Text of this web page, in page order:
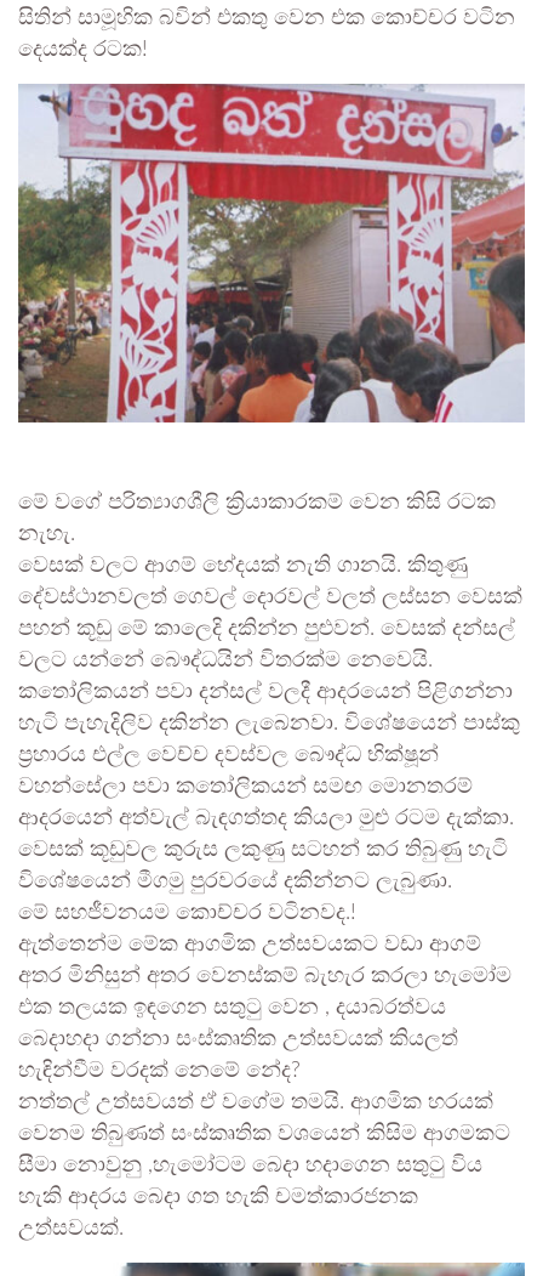
සිතින් සාමූහික බවින් එකතු වෙන එක කොච්චර වටින
දෙයක්ද රටක!
මේ වගේ පරිත්‍යාගශීලි ක්‍රියාකාරකම් වෙන කිසි රටක
නැහැ.
වෙසක් වලට ආගම් භේදයක් නැති ගානයි. කිතුණු
දේවස්ථානවලත් ගෙවල් දොරවල් වලත් ලස්සන වෙසක්
පහන් කූඩු මේ කාලෙදි දකින්න පුළුවන්. වෙසක් දන්සල්
වලට යන්නේ බෞද්ධයින් විතරක්ම නෙවෙයි.
කතෝලිකයන් පවා දන්සල් වලදී ආදරයෙන් පිළිගන්නා
හැටි පැහැදිලිව දකින්න ලැබෙනවා. විශේෂයෙන් පාස්කු
ප්‍රහාරය එල්ල වෙච්ච දවස්වල බෞද්ධ භික්ෂූන්
වහන්සේලා පවා කතෝලිකයන් සමඟ මොනතරම්
ආදරයෙන් අත්වැල් බැඳගත්තද කියලා මුළු රටම දැක්කා.
වෙසක් කූඩුවල කුරුස ලකුණු සටහන් කර තිබුණු හැටි
විශේෂයෙන් මීගමු පුරවරයේ දකින්නට ලැබුණා.
මේ සහජීවනයම කොච්චර වටිනවද.!
ඇත්තෙන්ම මේක ආගමික උත්සවයකට වඩා ආගම්
අතර මිනිසුන් අතර වෙනස්කම් බැහැර කරලා හැමෝම
එක තලයක ඉඳගෙන සතුටු වෙන , දයාබරත්වය
බෙදාහදා ගන්නා සංස්කෘතික උත්සවයක් කියලත්
හැඳින්වීම වරදක් නෙමේ නේද?
නත්තල් උත්සවයත් ඒ වගේම තමයි. ආගමික හරයක්
වෙනම තිබුණත් සංස්කෘතික වශයෙන් කිසිම ආගමකට
සීමා නොවුනු ,හැමෝටම බෙදා හදාගෙන සතුටු විය
හැකි ආදරය බෙදා ගත හැකි චමත්කාරජනක
උත්සවයක්.